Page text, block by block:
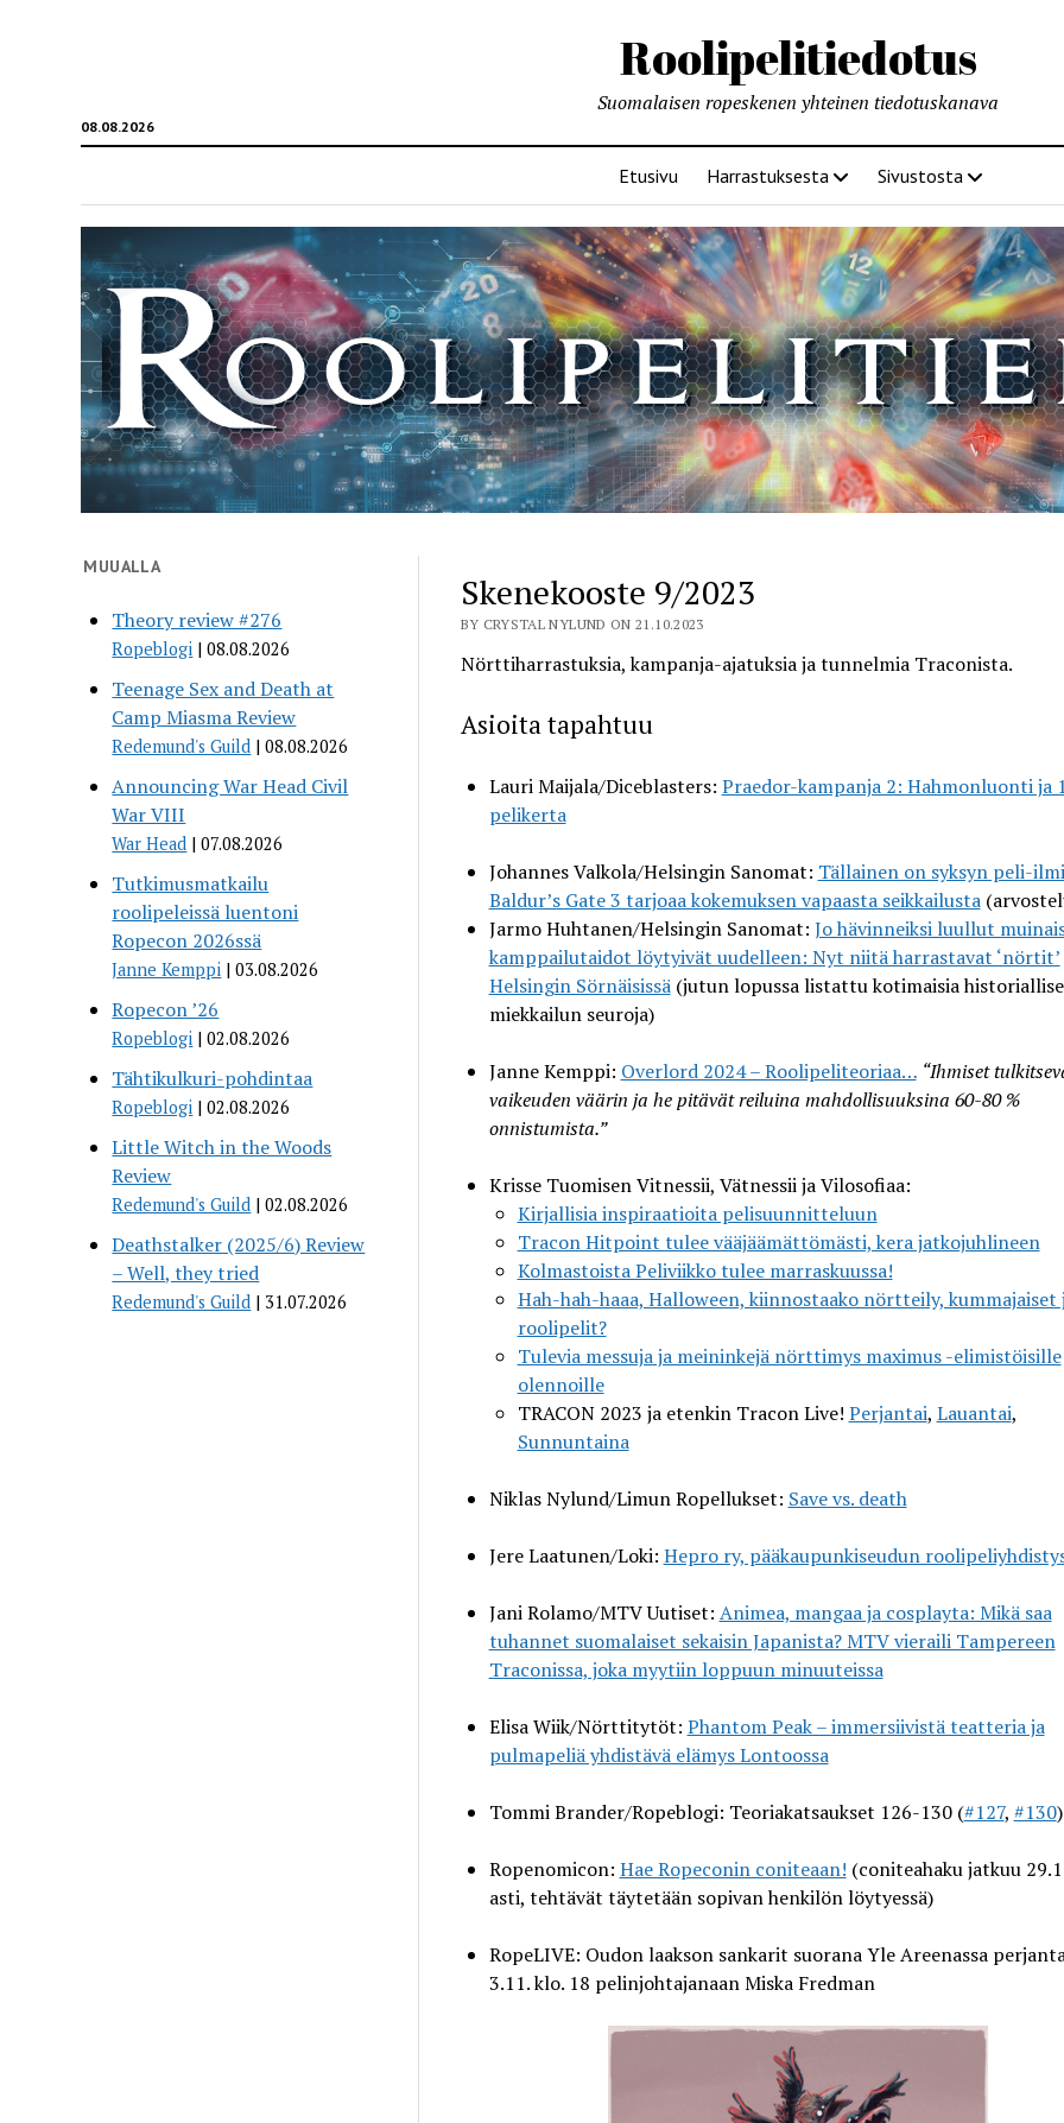
Roolipelitiedotus
08.08.2026
Suomalaisen ropeskenen yhteinen tiedotuskanava
Etusivu Harrastuksesta Sivustosta
MUUALLA
Theory review #276
Ropeblogi 08.08.2026
Teenage Sex and Death at
Camp Miasma Review
Redemund's Guild 08.08.2026
Announcing War Head Civil
War VIII
War Head 07.08.2026
Tutkimusmatkailu
roolipeleissä luentoni
Ropecon 2026ssä
Janne Kemppi 03.08.2026
Ropecon ’26
Ropeblogi 02.08.2026
Tähtikulkuri-pohdintaa
Ropeblogi 02.08.2026
Little Witch in the Woods
Review
Redemund's Guild 02.08.2026
Deathstalker (2025/6) Review
– Well, they tried
Redemund's Guild 31.07.2026
Skenekooste 9/2023
BY CRYSTAL NYLUND ON 21.10.2023
Nörttiharrastuksia, kampanja-ajatuksia ja tunnelmia Traconista.
Asioita tapahtuu
Lauri Maijala/Diceblasters: Praedor-kampanja 2: Hahmonluonti ja
pelikerta
Johannes Valkola/Helsingin Sanomat: Tällainen on syksyn peli-
Baldur’s Gate 3 tarjoaa kokemuksen vapaasta seikkailusta
Jarmo Huhtanen/Helsingin Sanomat: Jo hävinneiksi luullut
kamppailutaidot löytyivät uudelleen: Nyt niitä harrastavat ‘nörtit’
Helsingin Sörnäisissä(jutun lopussa listattu kotimaisia
miekkailun seuroja)
Janne Kemppi: Overlord 2024 – Roolipeliteoriaa… “Ihmiset
vaikeuden väärin ja he pitävät reiluina mahdollisuuksina 60-80 %
onnistumista.”
Krisse Tuomisen Vitnessii, Vätnessii ja Vilosofiaa:
Kirjallisia inspiraatioita pelisuunnitteluun
Tracon Hitpoint tulee vääjäämättömästi, kera jatkojuhlineen
Kolmastoista Peliviikko tulee marraskuussa!
Hah-hah-haaa, Halloween, kiinnostaako nörtteily, kummajaiset
roolipelit?
Tulevia messuja ja meininkejä nörttimys maximus -elimistöisille
olennoille
TRACON 2023 ja etenkin Tracon Live! Perjantai, Lauantai,
Sunnuntaina
Niklas Nylund/Limun Ropellukset: Save vs. death
Jere Laatunen/Loki: Hepro ry, pääkaupunkiseudun
Jani Rolamo/MTV Uutiset: Animea, mangaa ja cosplayta: Mikä saa
tuhannet suomalaiset sekaisin Japanista? MTV vieraili Tampereen
Traconissa, joka myytiin loppuun minuuteissa
Elisa Wiik/Nörttitytöt: Phantom Peak – immersiivistä teatteria ja
pulmapeliä yhdistävä elämys Lontoossa
Tommi Brander/Ropeblogi: Teoriakatsaukset 126-130 (#127, #130)
Ropenomicon: Hae Ropeconin coniteaan! (coniteahaku jatkuu
asti, tehtävät täytetään sopivan henkilön löytyessä)
RopeLIVE: Oudon laakson sankarit suorana Yle Areenassa
3.11. klo. 18 pelinjohtajanaan Miska Fredman